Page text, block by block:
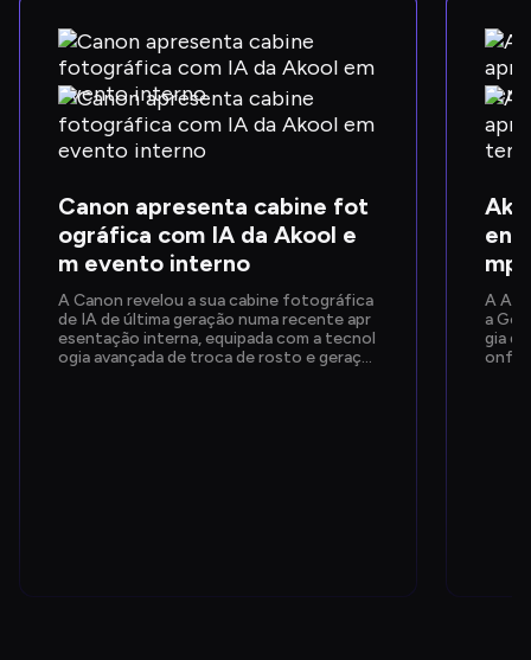
Canon apresenta cabine fot
ográfica com IA da Akool e
m evento interno
A Canon revelou a sua cabine fotográfica
de IA de última geração numa recente apr
esentação interna, equipada com a tecnol
ogia avançada de troca de rosto e geraçã
A
a
gia